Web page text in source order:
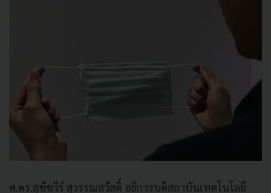
ศ.ดร.สุชัชวีร์ สุวรรณสวัสดิ์ อธิการบดีสถาบันเทคโนโลยี